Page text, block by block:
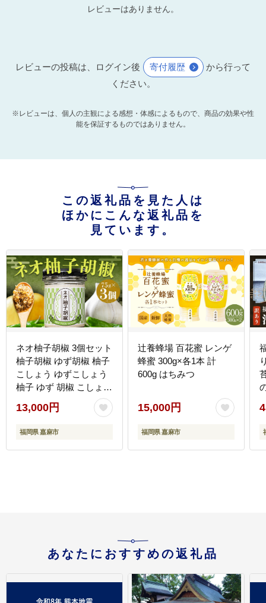
レビューはありません。
レビューの投稿は、ログイン後 寄付履歴
から行って
ください。
※レビューは、個人の主観による感想・体感によるもので、商品の効果や性
能を保証するものではありません。
この返礼品を見た人は
ほかにこんな返礼品を
見ています。
ネオ柚子胡椒 3個セット
柚子胡椒 ゆず胡椒 柚子
こしょう ゆずこしょう
柚子 ゆず 胡椒 こしょう
13,000円
福岡県 嘉麻市
辻養蜂場 百花蜜 レンゲ
蜂蜜 300g×各1本 計
600g はちみつ
15,000円
福岡県 嘉麻市
あなたにおすすめの返礼品